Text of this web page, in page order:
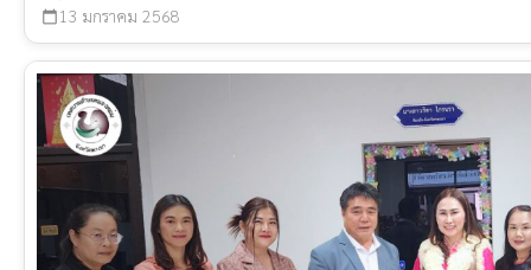
calendar_today 13 มกราคม 2568